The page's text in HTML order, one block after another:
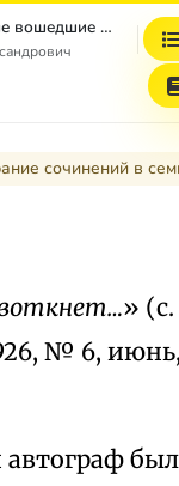
Том 4. Стихотворения, не вошедшие в Собрание сочинений
сочинений в
воткнет…»
№ 6,